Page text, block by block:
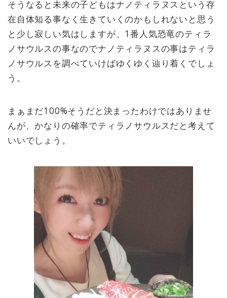
そうなると未来の子どもはナノティラヌスという存
在自体知る事なく生きていくのかもしれないと思う
と少し寂しい気はしますが、1番人気恐竜のティラ
ノサウルスの事なのでナノティラヌスの事はティラ
ノサウルスを調べていけばゆくゆく辿り着くでしょ
う。
まぁまだ100%そうだと決まったわけではありませ
んが、かなりの確率でティラノサウルスだと考えて
いいでしょう。